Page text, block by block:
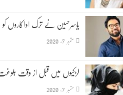
یاسرحسین نے ترک اداکاروں کو
ستمبر 7, 2020
لڑکیوں میں قبل از وقت
ستمبر 7, 2020